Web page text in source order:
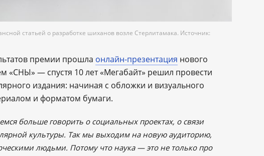
статьей о разработке шиханов возле Стерлитамака. Источник:
премии прошла онлайн-презентация нового
«СНЫ» — спустя 10 лет «Мегабайт» решил провести
издания: начиная с обложки и визуального
и форматом бумаги.
больше говорить о социальных проектах, о связи
культуры. Так мы выходим на новую аудиторию,
людьми. Потому что наука — это не только про